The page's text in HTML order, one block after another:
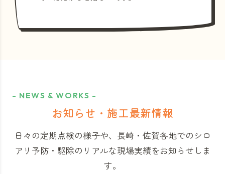
- NEWS & WORKS -
お知らせ・施工最新情報
日々の定期点検の様子や、長崎・佐賀各地でのシロ
アリ予防・駆除のリアルな現場実績をお知らせしま
す。